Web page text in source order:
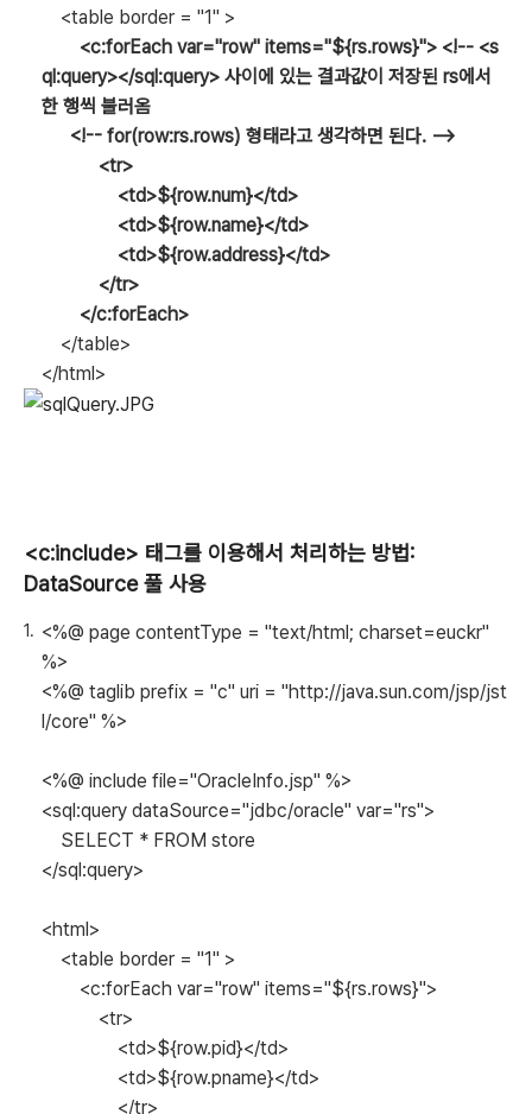
<table border = "1" >
<c:forEach var="row" items="${rs.rows}"> <!-- <s
ql:query></sql:query> 사이에 있는 결과값이 저장된 rs에서
한 행씩 불러옴
<!-- for(row:rs.rows) 형태라고 생각하면 된다. -->
<tr>
<td>${row.num}</td>
<td>${row.name}</td>
<td>${row.address}</td>
</tr>
</c:forEach>
</table>
</html>
<c:include> 태그를 이용해서 처리하는 방법:
DataSource 풀 사용
<%@ page contentType = "text/html; charset=euckr"
%>
<%@ taglib prefix = "c" uri = "http://java.sun.com/jsp/jst
l/core" %>
<%@ include file="OracleInfo.jsp" %>
<sql:query dataSource="jdbc/oracle" var="rs">
SELECT * FROM store
</sql:query>
<html>
<table border = "1" >
<c:forEach var="row" items="${rs.rows}">
<tr>
<td>${row.pid}</td>
<td>${row.pname}</td>
</tr>